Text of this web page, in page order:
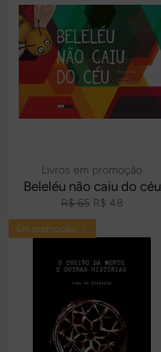
Livros em promoção
Beleléu não caiu do céu
Preço
normal
R$ 65 Preço
promocional
R$ 48
Em promoção! ☆